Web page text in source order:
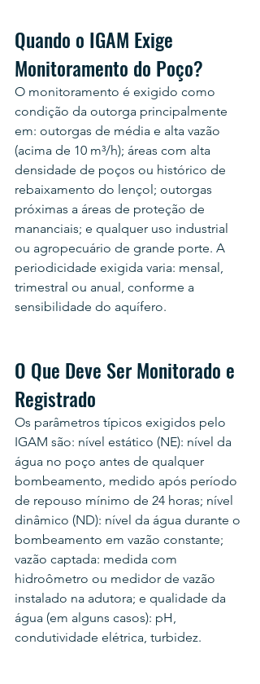
Quando o IGAM Exige
Monitoramento do Poço?
O monitoramento é exigido como
condição da outorga principalmente
em: outorgas de média e alta vazão
(acima de 10 m³/h); áreas com alta
densidade de poços ou histórico de
rebaixamento do lençol; outorgas
próximas a áreas de proteção de
mananciais; e qualquer uso industrial
ou agropecuário de grande porte. A
periodicidade exigida varia: mensal,
trimestral ou anual, conforme a
sensibilidade do aquífero.
O Que Deve Ser Monitorado e
Registrado
Os parâmetros típicos exigidos pelo
IGAM são: nível estático (NE): nível da
água no poço antes de qualquer
bombeamento, medido após período
de repouso mínimo de 24 horas; nível
dinâmico (ND): nível da água durante o
bombeamento em vazão constante;
vazão captada: medida com
hidroômetro ou medidor de vazão
instalado na adutora; e qualidade da
água (em alguns casos): pH,
condutividade elétrica, turbidez.